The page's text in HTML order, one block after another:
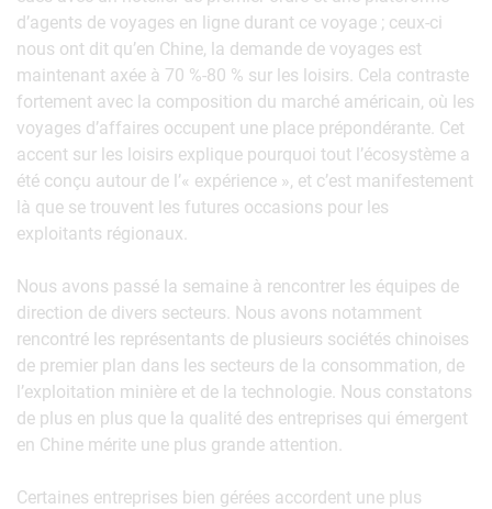
d’agents de voyages en ligne durant ce voyage ; ceux-ci
nous ont dit qu’en Chine, la demande de voyages est
maintenant axée à 70 %-80 % sur les loisirs. Cela contraste
fortement avec la composition du marché américain, où les
voyages d’affaires occupent une place prépondérante. Cet
accent sur les loisirs explique pourquoi tout l’écosystème a
été conçu autour de l’« expérience », et c’est manifestement
là que se trouvent les futures occasions pour les
exploitants régionaux.
Nous avons passé la semaine à rencontrer les équipes de
direction de divers secteurs. Nous avons notamment
rencontré les représentants de plusieurs sociétés chinoises
de premier plan dans les secteurs de la consommation, de
l’exploitation minière et de la technologie. Nous constatons
de plus en plus que la qualité des entreprises qui émergent
en Chine mérite une plus grande attention.
Certaines entreprises bien gérées accordent une plus